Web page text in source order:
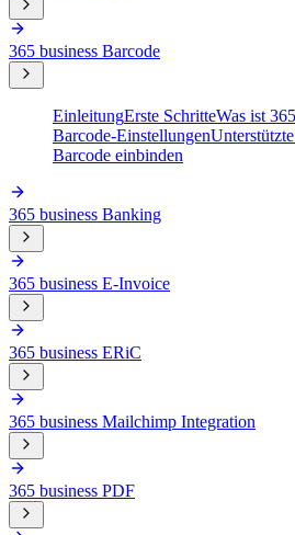
365 business Barcode
EinleitungErste SchritteWas ist
Barcode-Einstellungen
Barcode einbinden
365 business Banking
365 business E-Invoice
365 business ERiC
365 business Mailchimp Integration
365 business PDF